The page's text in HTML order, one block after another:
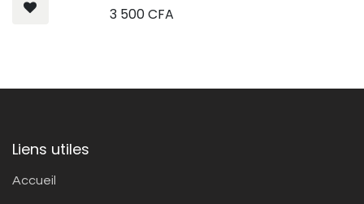
3 500CFA
Liens utiles
Accueil